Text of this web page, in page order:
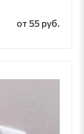
от 55 руб.